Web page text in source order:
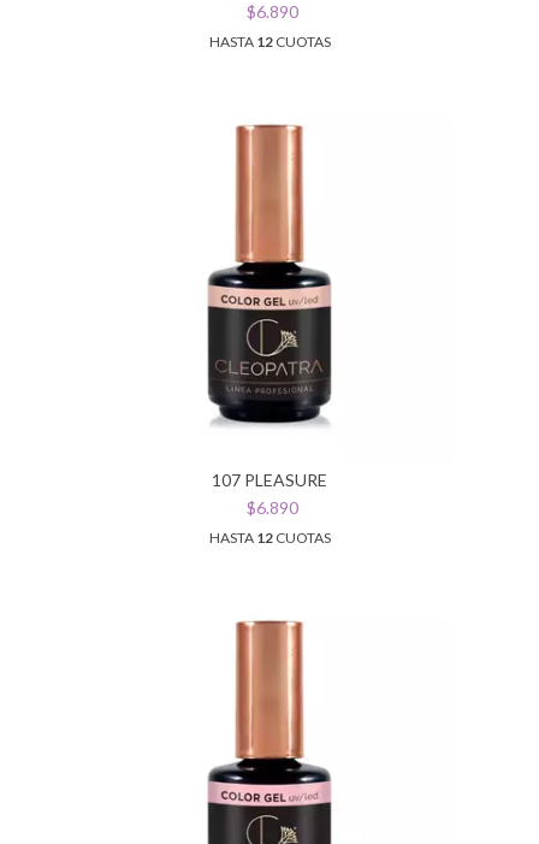
$6.890
HASTA 12CUOTAS
107 PLEASURE
$6.890
HASTA 12CUOTAS